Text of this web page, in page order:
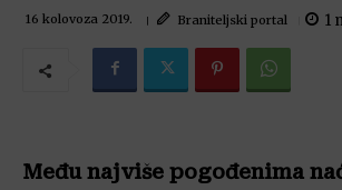
16 kolovoza 2019. Braniteljski portal 1
Među najviše pogođenima